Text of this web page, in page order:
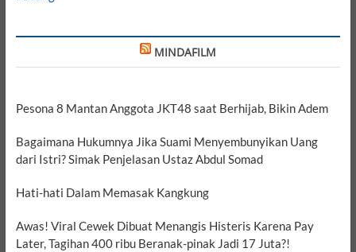
MINDAFILM
Pesona 8 Mantan Anggota JKT48 saat Berhijab, Bikin Adem
Bagaimana Hukumnya Jika Suami Menyembunyikan Uang
dari Istri? Simak Penjelasan Ustaz Abdul Somad
Hati-hati Dalam Memasak Kangkung
Awas! Viral Cewek Dibuat Menangis Histeris Karena Pay
Later, Tagihan 400 ribu Beranak-pinak Jadi 17 Juta?!